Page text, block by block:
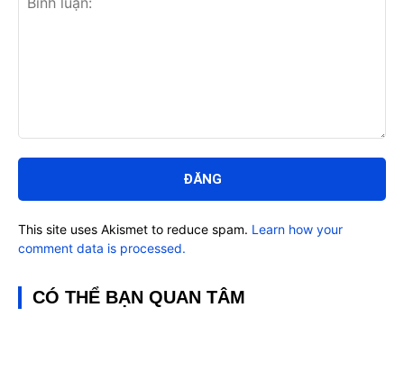
luận:
This site uses Akismet to reduce spam. Learn how your
comment data is processed.
CÓ THỂ BẠN QUAN TÂM